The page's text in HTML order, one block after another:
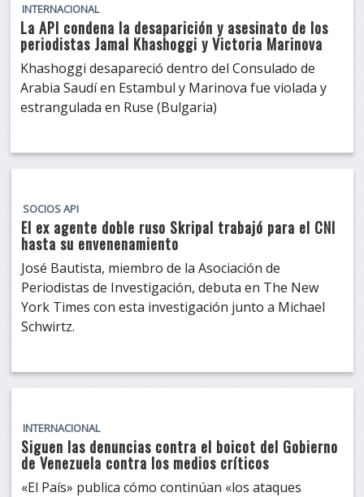
INTERNACIONAL
La API condena la desaparición y asesinato de los
periodistas Jamal Khashoggi y Victoria Marinova
Khashoggi desapareció dentro del Consulado de
Arabia Saudí en Estambul y Marinova fue violada y
estrangulada en Ruse (Bulgaria)
SOCIOS API
El ex agente doble ruso Skripal trabajó para el CNI
hasta su envenenamiento
José Bautista, miembro de la Asociación de
Periodistas de Investigación, debuta en The New
York Times con esta investigación junto a Michael
Schwirtz.
INTERNACIONAL
Siguen las denuncias contra el boicot del Gobierno
de Venezuela contra los medios críticos
«El País» publica cómo continúan «los ataques